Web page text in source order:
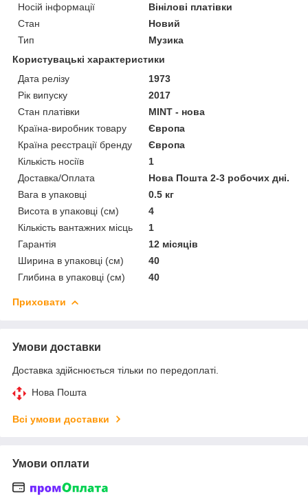
Носій інформації
Вінілові платівки
Стан
Новий
Тип
Музика
Користувацькі характеристики
Дата релізу
1973
Рік випуску
2017
Стан платівки
MINT - нова
Країна-виробник товару
Європа
Країна реєстрації бренду
Європа
Кількість носіїв
1
Доставка/Оплата
Нова Пошта 2-3 робочих дні.
Вага в упаковці
0.5 кг
Висота в упаковці (см)
4
Кількість вантажних місць
1
Гарантія
12 місяців
Ширина в упаковці (см)
40
Глибина в упаковці (см)
40
Приховати
Умови доставки
Доставка здійснюється тільки по передоплаті.
Нова Пошта
Всі умови доставки
Умови оплати